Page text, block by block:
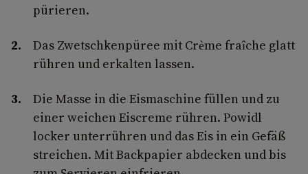
pürieren.
Das Zwetschkenpüree mit Crème fraîche glatt
rühren und erkalten lassen.
Die Masse in die Eismaschine füllen und zu
einer weichen Eiscreme rühren. Powidl
locker unterrühren und das Eis in ein Gefäß
streichen. Mit Backpapier abdecken und bis